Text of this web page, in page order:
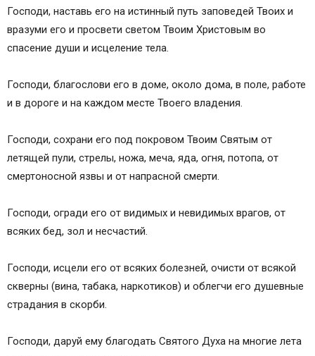
сильная защита
Значение Семистрельной иконы
Молитва Богородице о защите от врагов
Господи, наставь его на истинный путь заповедей Твоих и
вразуми его и просвети светом Твоим Христовым во
спасение души и исцеление тела.
Господи, благослови его в доме, около дома, в поле, работе
и в дороге и на каждом месте Твоего владения.
Господи, сохрани его под покровом Твоим Святым от
летящей пули, стрелы, ножа, меча, яда, огня, потопа, от
смертоносной язвы и от напрасной смерти.
Господи, огради его от видимых и невидимых врагов, от
всяких бед, зол и несчастий.
Господи, исцели его от всяких болезней, очисти от всякой
скверны (вина, табака, наркотиков) и облегчи его душевные
страдания в скорби.
Господи, даруй ему благодать Святого Духа на многие лета